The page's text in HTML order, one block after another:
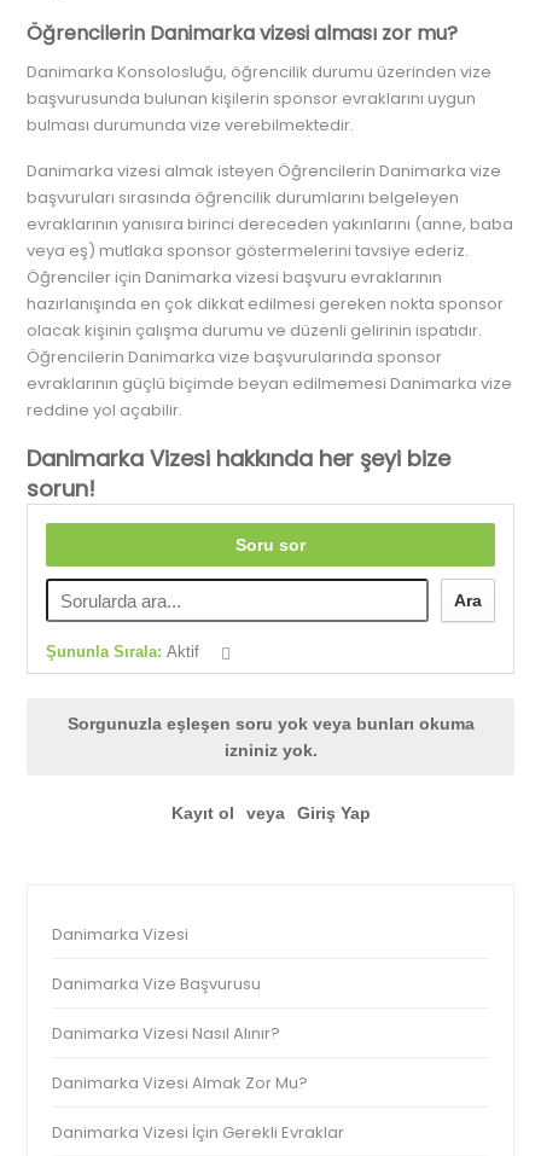
Öğrencilerin Danimarka vizesi alması zor mu?
Danimarka Konsolosluğu, öğrencilik durumu üzerinden vize
başvurusunda bulunan kişilerin sponsor evraklarını uygun
bulması durumunda vize verebilmektedir.
Danimarka vizesi almak isteyen Öğrencilerin Danimarka vize
başvuruları sırasında öğrencilik durumlarını belgeleyen
evraklarının yanısıra birinci dereceden yakınlarını (anne, baba
veya eş) mutlaka sponsor göstermelerini tavsiye ederiz.
Öğrenciler için Danimarka vizesi başvuru evraklarının
hazırlanışında en çok dikkat edilmesi gereken nokta sponsor
olacak kişinin çalışma durumu ve düzenli gelirinin ispatıdır.
Öğrencilerin Danimarka vize başvurularında sponsor
evraklarının güçlü biçimde beyan edilmemesi Danimarka vize
reddine yol açabilir.
Danimarka Vizesi hakkında her şeyi bize
sorun!
Soru sor
Ara
Şununla Sırala:Aktif
Sorgunuzla eşleşen soru yok veya bunları okuma
izniniz yok.
Kayıt ol veya Giriş Yap
Danimarka Vizesi
Danimarka Vize Başvurusu
Danimarka Vizesi Nasıl Alınır?
Danimarka Vizesi Almak Zor Mu?
Danimarka Vizesi İçin Gerekli Evraklar